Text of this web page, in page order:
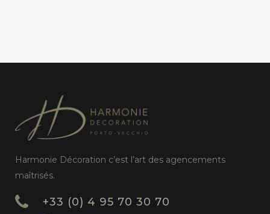
Harmonie Décoration c’est l’art des agencements
maîtrisés.
+33 (0) 4 95 70 30 70